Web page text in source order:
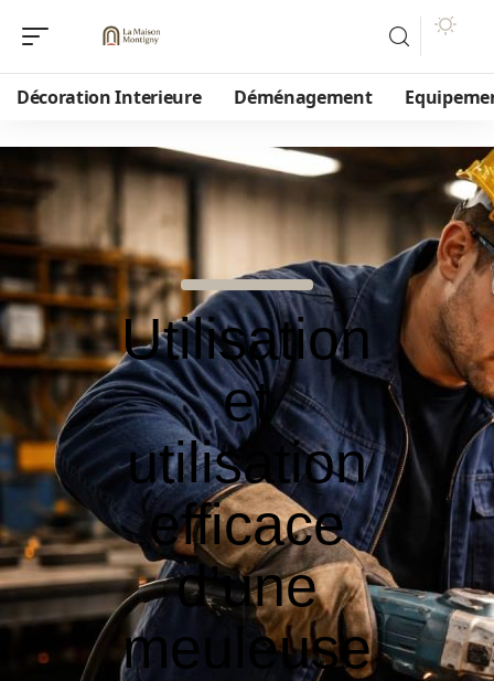
Décoration Interieure Déménagement
Utilisation
et
utilisation
efficace
d’une
meuleuse